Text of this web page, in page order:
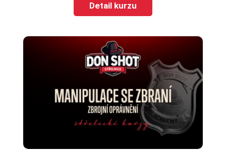
Detail kurzu